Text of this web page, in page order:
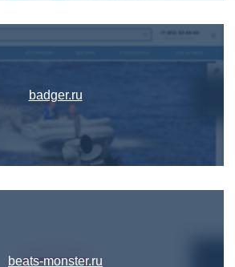
badger.ru
beats-monster.ru